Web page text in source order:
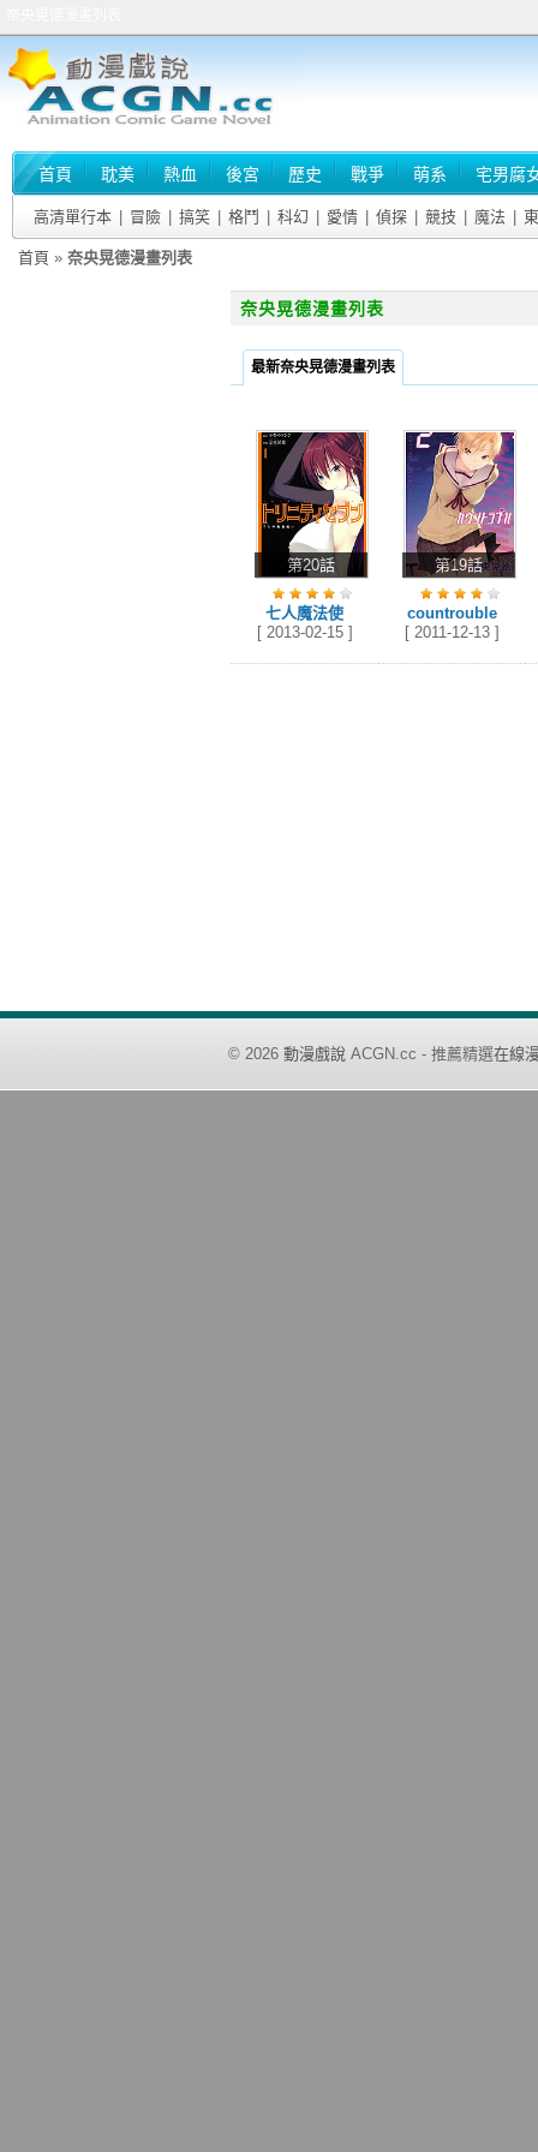
首頁 耽美 熱血 後宮 歷史 戰爭 萌系 宅男腐
高清單行本 冒險 搞笑 格鬥 科幻 愛情 偵探 競技 魔法
首頁 » 奈央晃德漫畫列表
奈央晃德漫畫列表
最新奈央晃德漫畫列表
第20話
七人魔法使
[ 2013-02-15 ]
第19話
countrouble
[ 2011-12-13 ]
© 2026 動漫戲說 ACGN.cc - 推薦精選在線